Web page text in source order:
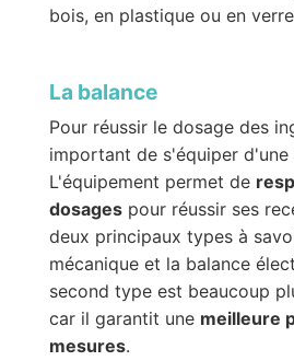
bois, en plastique ou en
La balance
Pour réussir le dosage des
important de s'équiper d'une
L'équipement permet de
dosagespour réussir ses
deux principaux types à
mécanique et la balance
second type est beaucoup
car il garantit une meilleure
mesures.